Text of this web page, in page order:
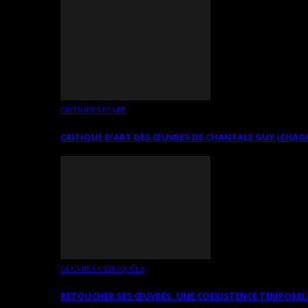
CRITIQUES D’ART
CRITIQUE D’ART DES ŒUVRES DE CHANTALE GUY
OEUVRES EXPLIQUÉES
RETOUCHER SES ŒUVRES. UNE COEXISTENCE